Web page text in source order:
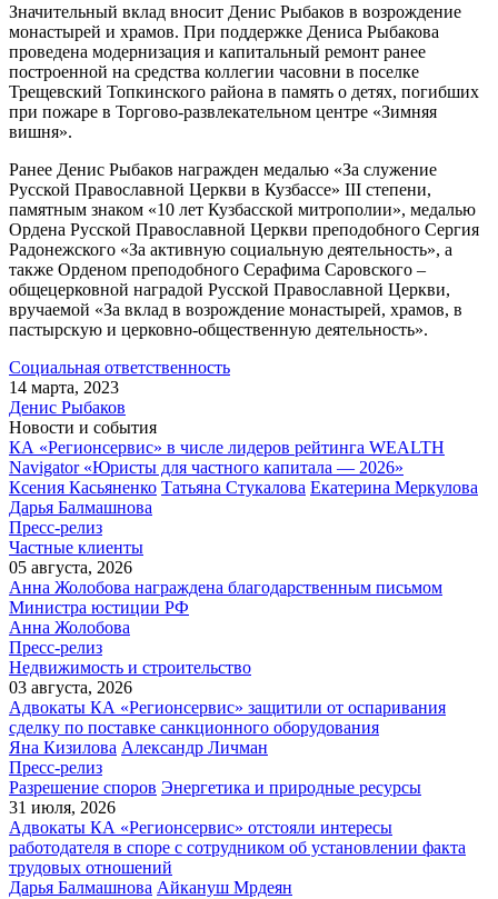
Значительный вклад вносит Денис Рыбаков в возрождение
монастырей и храмов. При поддержке Дениса Рыбакова
проведена модернизация и капитальный ремонт ранее
построенной на средства коллегии часовни в поселке
Трещевский Топкинского района в память о детях, погибших
при пожаре в Торгово-развлекательном центре «Зимняя
вишня».
Ранее Денис Рыбаков награжден медалью «За служение
Русской Православной Церкви в Кузбассе» III степени,
памятным знаком «10 лет Кузбасской митрополии», медалью
Ордена Русской Православной Церкви преподобного Сергия
Радонежского «За активную социальную деятельность», а
также Орденом преподобного Серафима Саровского –
общецерковной наградой Русской Православной Церкви,
вручаемой «За вклад в возрождение монастырей, храмов, в
пастырскую и церковно-общественную деятельность».
Социальная ответственность
14 марта, 2023
Денис Рыбаков
Новости и события
КА «Регионсервис» в числе лидеров рейтинга WEALTH
Navigator «Юристы для частного капитала — 2026»
Ксения Касьяненко Татьяна Стукалова Екатерина Меркулова
Дарья Балмашнова
Пресс-релиз
Частные клиенты
05 августа, 2026
Анна Жолобова награждена благодарственным письмом
Министра юстиции РФ
Анна Жолобова
Пресс-релиз
Недвижимость и строительство
03 августа, 2026
Адвокаты КА «Регионсервис» защитили от оспаривания
сделку по поставке санкционного оборудования
Яна Кизилова Александр Личман
Пресс-релиз
Разрешение споров Энергетика и природные ресурсы
31 июля, 2026
Адвокаты КА «Регионсервис» отстояли интересы
работодателя в споре с сотрудником об установлении факта
трудовых отношений
Дарья Балмашнова Айкануш Мрдеян